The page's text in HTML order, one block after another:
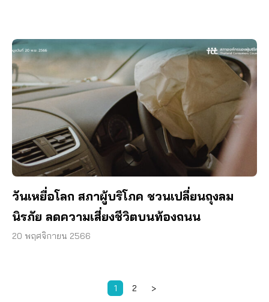
วันเหยื่อโลก สภาผู้บริโภค ชวนเปลี่ยนถุงลม
นิรภัย ลดความเสี่ยงชีวิตบนท้องถนน
20 พฤศจิกายน 2566
1 2 >